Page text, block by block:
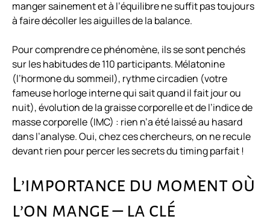
manger sainement et à l’équilibre ne suffit pas toujours
à faire décoller les aiguilles de la balance.
Pour comprendre ce phénomène, ils se sont penchés
sur les habitudes de 110 participants. Mélatonine
(l’hormone du sommeil), rythme circadien (votre
fameuse horloge interne qui sait quand il fait jour ou
nuit), évolution de la graisse corporelle et de l’indice de
masse corporelle (IMC) : rien n’a été laissé au hasard
dans l’analyse. Oui, chez ces chercheurs, on ne recule
devant rien pour percer les secrets du timing parfait !
L’importance du moment où
l’on mange – la clé